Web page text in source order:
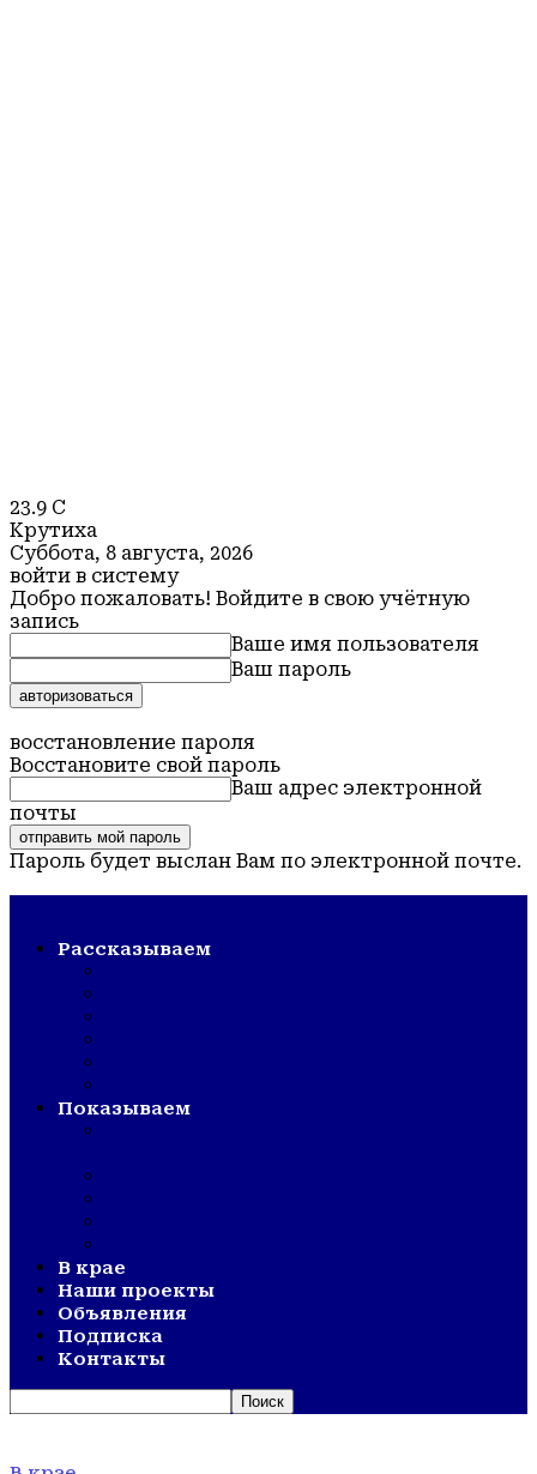
23.9 C
Крутиха
Суббота, 8 августа, 2026
войти в систему
Добро пожаловать! Войдите в свою учётную
запись
Ваше имя пользователя
Ваш пароль
восстановление пароля
Восстановите свой пароль
Ваш адрес электронной
почты
Пароль будет выслан Вам по электронной почте.
Рассказываем
Показываем
В крае
Наши проекты
Объявления
Подписка
Контакты